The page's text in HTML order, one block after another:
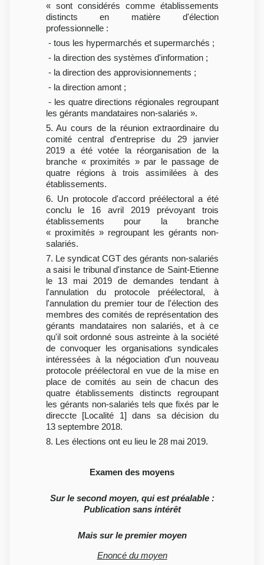
« sont considérés comme établissements
distincts en matière d'élection
professionnelle :
- tous les hypermarchés et supermarchés ;
- la direction des systèmes d'information ;
- la direction des approvisionnements ;
- la direction amont ;
- les quatre directions régionales regroupant
les gérants mandataires non-salariés ».
5. Au cours de la réunion extraordinaire du
comité central d'entreprise du 29 janvier
2019 a été votée la réorganisation de la
branche « proximités » par le passage de
quatre régions à trois assimilées à des
établissements.
6. Un protocole d'accord préélectoral a été
conclu le 16 avril 2019 prévoyant trois
établissements pour la branche
« proximités » regroupant les gérants non-
salariés.
7. Le syndicat CGT des gérants non-salariés
a saisi le tribunal d'instance de Saint-Etienne
le 13 mai 2019 de demandes tendant à
l'annulation du protocole préélectoral, à
l'annulation du premier tour de l'élection des
membres des comités de représentation des
gérants mandataires non salariés, et à ce
qu'il soit ordonné sous astreinte à la société
de convoquer les organisations syndicales
intéressées à la négociation d'un nouveau
protocole préélectoral en vue de la mise en
place de comités au sein de chacun des
quatre établissements distincts regroupant
les gérants non-salariés tels que fixés par le
direccte [Localité 1] dans sa décision du
13 septembre 2018.
8. Les élections ont eu lieu le 28 mai 2019.
Examen des moyens
Sur le second moyen, qui est préalable :
Publication sans intérêt
Mais sur le premier moyen
Enoncé du moyen